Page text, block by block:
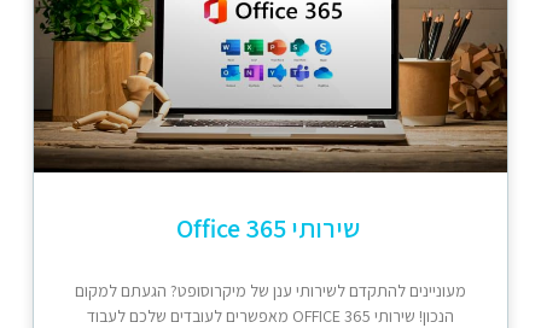
שירותי Office 365
מעוניינים להתקדם לשירותי ענן של מיקרוסופט? הגעתם למקום
הנכון! שירותי OFFICE 365 מאפשרים לעובדים שלכם לעבוד